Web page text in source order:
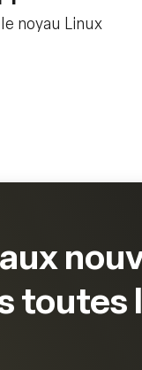
noyau Linux
aux
toutes